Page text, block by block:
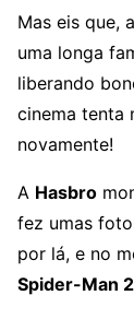
Mas eis que, a
uma longa
liberando
cinema tenta
novamente!
A Hasbro
fez umas
por lá, e no
Spider-Man 2